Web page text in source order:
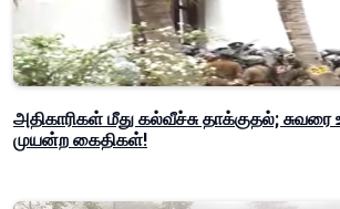
அதிகாரிகள் மீது கல்வீச்சு தாக்குதல்; சுவரை
முயன்ற கைதிகள்!